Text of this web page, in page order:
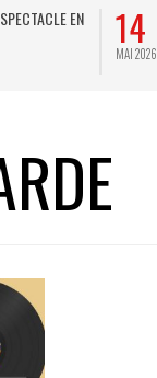
EN
14
MAI 2026